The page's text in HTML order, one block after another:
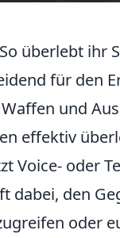
überlebt ihr
für den
und
effektiv
Voice- oder
dabei, den
oder